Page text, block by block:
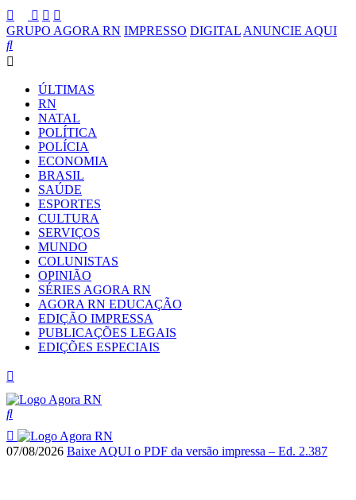
GRUPO AGORA RN IMPRESSO DIGITAL ANUNCIE AQUI
ÚLTIMAS
RN
NATAL
POLÍTICA
POLÍCIA
ECONOMIA
BRASIL
SAÚDE
ESPORTES
CULTURA
SERVIÇOS
MUNDO
COLUNISTAS
OPINIÃO
SÉRIES AGORA RN
AGORA RN EDUCAÇÃO
EDIÇÃO IMPRESSA
PUBLICAÇÕES LEGAIS
EDIÇÕES ESPECIAIS
07/08/2026 Baixe AQUI o PDF da versão impressa – Ed. 2.387